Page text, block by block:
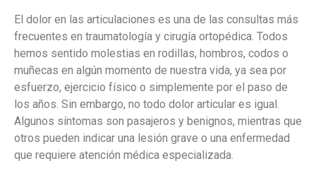
El dolor en las articulaciones es una de las consultas más
frecuentes en traumatología y cirugía ortopédica. Todos
hemos sentido molestias en rodillas, hombros, codos o
muñecas en algún momento de nuestra vida, ya sea por
esfuerzo, ejercicio físico o simplemente por el paso de
los años. Sin embargo, no todo dolor articular es igual.
Algunos síntomas son pasajeros y benignos, mientras que
otros pueden indicar una lesión grave o una enfermedad
que requiere atención médica especializada.